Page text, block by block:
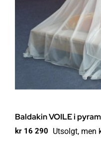
Baldakin VOILE i
kr 16 290 Utsolgt, men